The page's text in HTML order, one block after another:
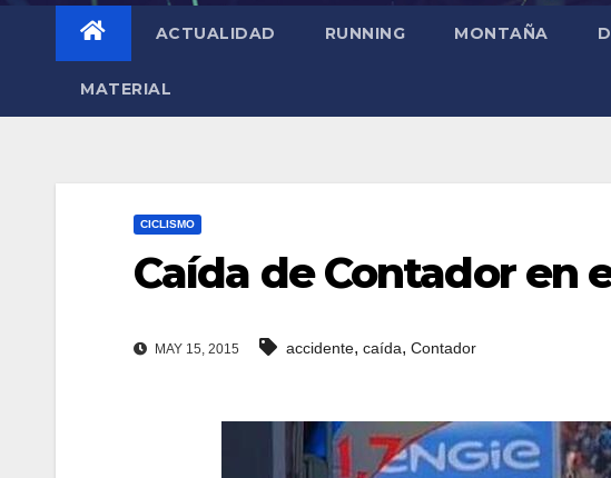
ACTUALIDAD RUNNING MONTAÑA
MATERIAL
CICLISMO
Caída de Contador en
MAY 15, 2015 accidente, caída, Contador